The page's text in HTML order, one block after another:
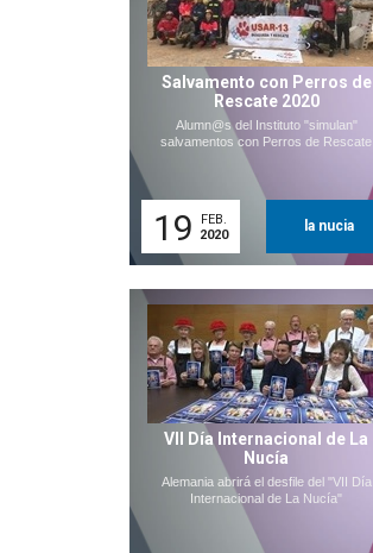
Salvamento con Perros de
Rescate 2020
Alumn@s del Instituto "simulan"
salvamentos con Perros de Rescate
19
FEB.
2020
la nucia
VII Día Internacional de La
Nucía
Alemania abrirá el desfile del "VII Día
Internacional de La Nucía"